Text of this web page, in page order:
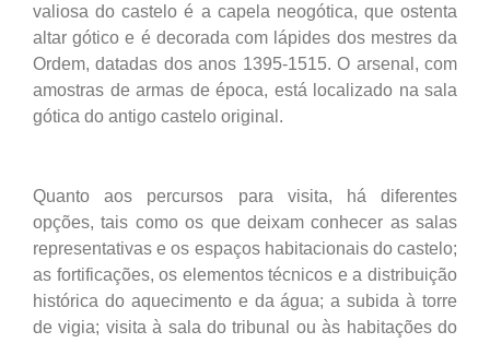
valiosa do castelo é a capela neogótica, que ostenta
altar gótico e é decorada com lápides dos mestres da
Ordem, datadas dos anos 1395-1515. O arsenal, com
amostras de armas de época, está localizado na sala
gótica do antigo castelo original.
Quanto aos percursos para visita, há diferentes
opções, tais como os que deixam conhecer as salas
representativas e os espaços habitacionais do castelo;
as fortificações, os elementos técnicos e a distribuição
histórica do aquecimento e da água; a subida à torre
de vigia; visita à sala do tribunal ou às habitações do